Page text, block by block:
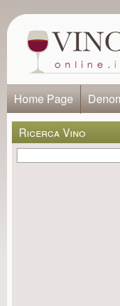
Home Page
Ricerca Vino